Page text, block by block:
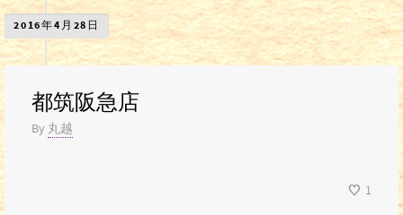
2016年4月28日
都筑阪急店
By 丸越
1